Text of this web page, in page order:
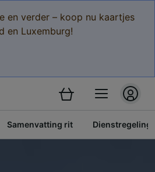
en verder – koop nu kaartjes
en Luxemburg!
Samenvatting rit Dienstregeling